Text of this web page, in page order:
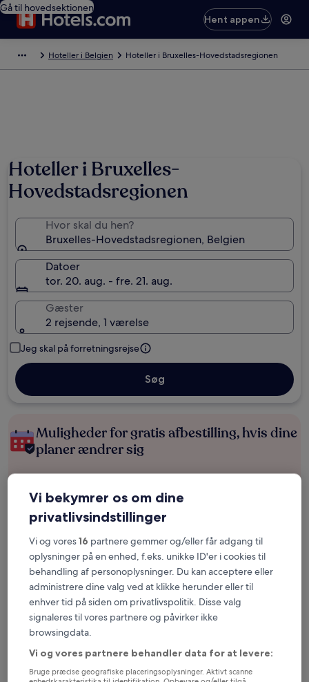
Gå til hovedsektionen
Hent appen
Hoteller i Belgien Hoteller i Bruxelles-Hovedstadsregionen
Hoteller i Bruxelles-
Hovedstadsregionen
Hvor skal du hen?
Bruxelles-Hovedstadsregionen, Belgien
Datoer
tor. 20. aug. - fre. 21. aug.
Gæster
2 rejsende, 1 værelse
Jeg skal på forretningsrejse
Søg
Muligheder for gratis afbestilling, hvis dine
planer ændrer sig
Optjen fordele for hver overnatning
Spar flere penge med medlemspriser
Tjek priser for disse datoer
I aften
6. aug. - 7. aug.
I morgen
Denne weekend
Næste weekend
Vi bekymrer os om dine
privatlivsindstillinger
Vi og vores16 partnere gemmer og/eller får adgang til
oplysninger på en enhed, f.eks. unikke ID'er i cookies til
behandling af personoplysninger. Du kan acceptere eller
administrere dine valg ved at klikke herunder eller til
enhver tid på siden om privatlivspolitik. Disse valg
signaleres til vores partnere og påvirker ikke
browsingdata.
Vi og vores partnere behandler data for at levere:
Bruge præcise geografiske placeringsoplysninger. Aktivt scanne